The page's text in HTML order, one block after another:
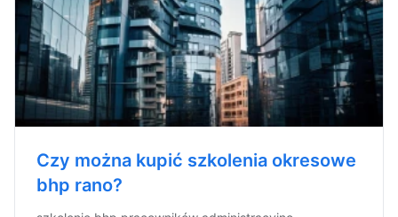
Czy można kupić szkolenia okresowe
bhp rano?